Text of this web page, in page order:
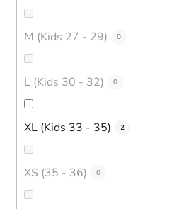
M (Kids 27 - 29) 0
L (Kids 30 - 32) 0
XL (Kids 33 - 35) 2
XS (35 - 36) 0